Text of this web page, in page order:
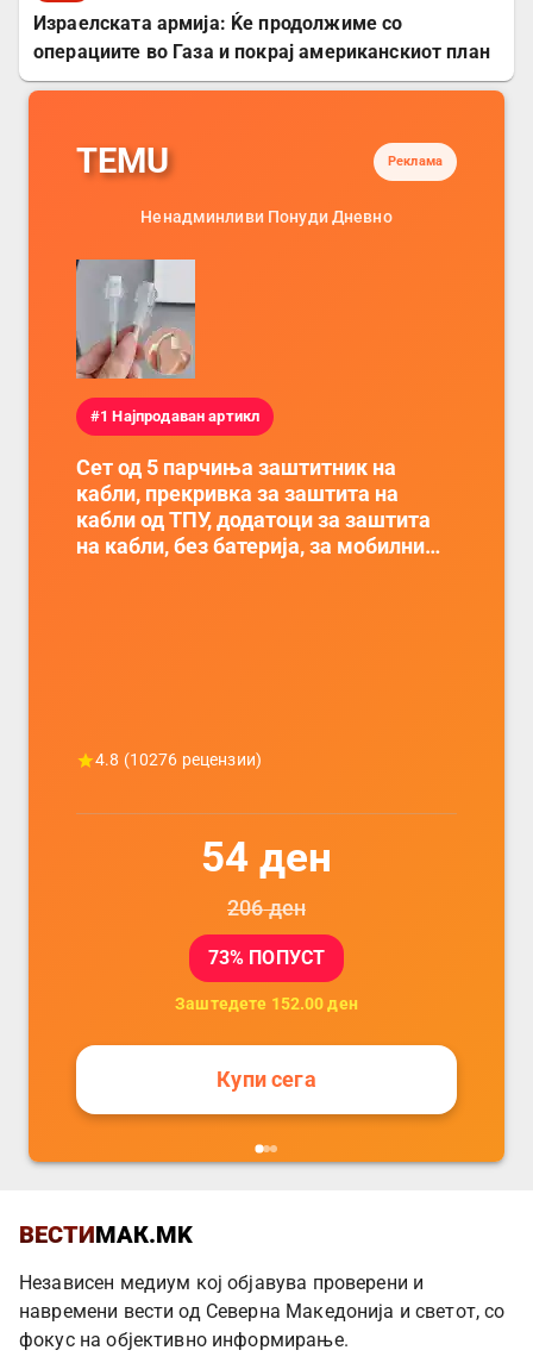
Израелската армија: Ќе продолжиме со
операциите во Газа и покрај американскиот план
TEMU Реклама
Ненадминливи Понуди Дневно
#1 Најпродаван артикл
Сет од 5 парчиња заштитник на
кабли, прекривка за заштита на
кабли од ТПУ, додатоци за заштита
на кабли, без батерија, за мобилни
4.8 (10276 рецензии)
54 ден
206ден
73% ПОПУСТ
Заштедете 152.00 ден
Купи сега
ВЕСТИМАК.MK
Независен медиум кој објавува проверени и
навремени вести од Северна Македонија и светот, со
фокус на објективно информирање.